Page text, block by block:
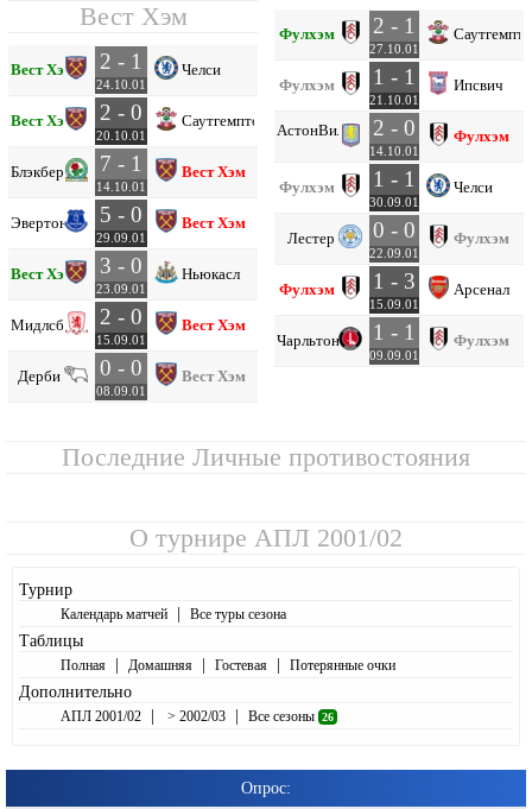
Вест Хэм
Вест Хэм 2 - 1
24.10.01
Челси
Вест Хэм 2 - 0
20.10.01
Саутгемптон
Блэкберн 7 - 1
14.10.01
Вест Хэм
Эвертон 5 - 0
29.09.01
Вест Хэм
Вест Хэм 3 - 0
23.09.01
Ньюкасл
Мидлсбро 2 - 0
15.09.01
Вест Хэм
Дерби 0 - 0
08.09.01
Вест Хэм
Фулхэм 2 - 1
27.10.01
Фулхэм 1 - 1
21.10.01
Ипсвич
АстонВилла 2 - 0
14.10.01
Фулхэм
Фулхэм 1 - 1
30.09.01
Челси
Лестер 0 - 0
22.09.01
Фулхэм
Фулхэм 1 - 3
15.09.01
Арсенал
Чарльтон 1 - 1
09.09.01
Фулхэм
Последние Личные противостояния
О турнире АПЛ 2001/02
Турнир
Календарь матчей | Все туры сезона
Таблицы
Полная | Домашняя | Гостевая | Потерянные очки
Дополнительно
АПЛ 2001/02 | > 2002/03 | Все сезоны 26
Опрос: